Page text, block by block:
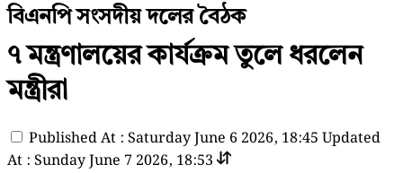
বিএনপি সংসদীয় দলের বৈঠক
৭ মন্ত্রণালয়ের কার্যক্রম তুলে ধরলেন
মন্ত্রীরা
Published At : Saturday June 6 2026, 18:45 Updated
At : Sunday June 7 2026, 18:53